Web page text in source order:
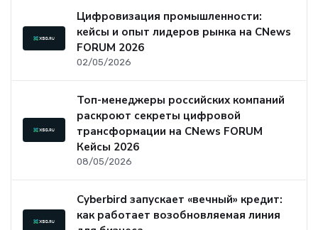
Цифровизация промышленности:
кейсы и опыт лидеров рынка на CNews
FORUM 2026
02/05/2026
Топ-менеджеры российских компаний
раскроют секреты цифровой
трансформации на CNews FORUM
Кейсы 2026
08/05/2026
Cyberbird запускает «вечный» кредит:
как работает возобновляемая линия